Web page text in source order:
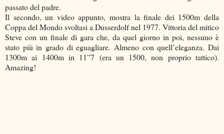
passato del padre.
Il secondo, un video appunto, mostra la finale dei 1500m della
Coppa del Mondo svoltasi a Dusserdolf nel 1977. Vittoria del mitico
Steve con un finale di gara che, da quel giorno in poi, nessuno è
stato più in grado di eguagliare. Almeno con quell’eleganza. Dai
1300m ai 1400m in 11”7 (era un 1500, non proprio tattico).
Amazing!